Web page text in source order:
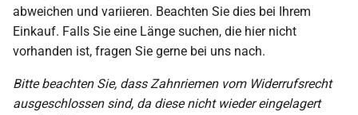
abweichen und variieren. Beachten Sie dies bei Ihrem
Einkauf. Falls Sie eine Länge suchen, die hier nicht
vorhanden ist, fragen Sie gerne bei uns nach.
Bitte beachten Sie, dass Zahnriemen vom Widerrufsrecht
ausgeschlossen sind, da diese nicht wieder eingelagert